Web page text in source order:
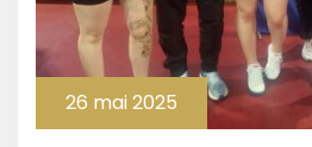
26 mai 2025